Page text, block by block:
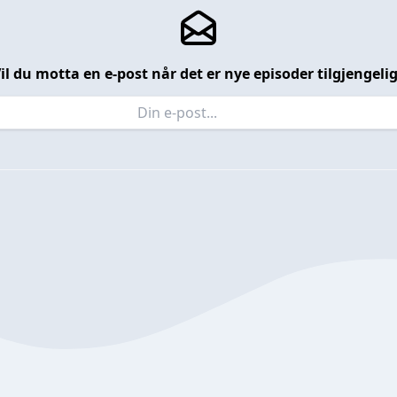
du motta en e-post når det er nye episoder